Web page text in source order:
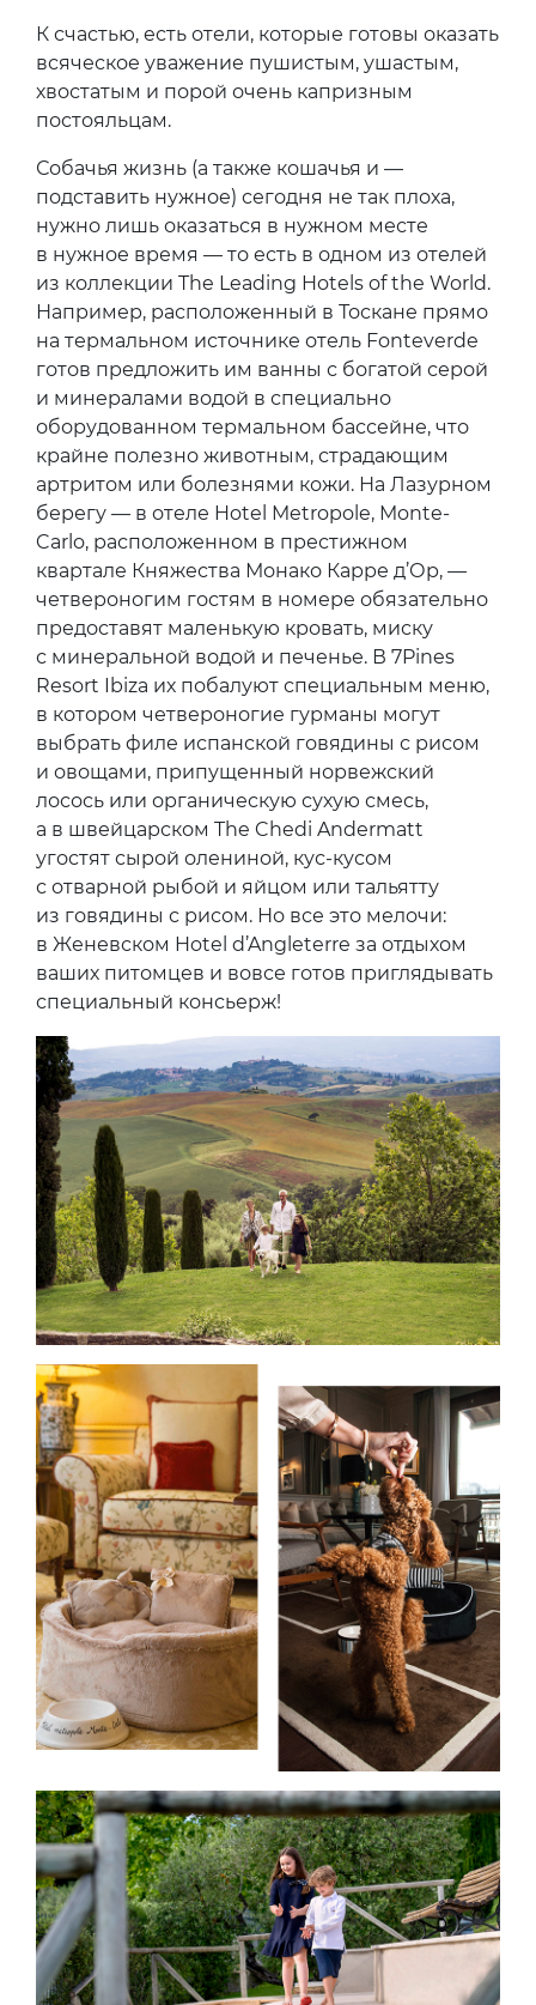
К счастью, есть отели, которые готовы оказать
всяческое уважение пушистым, ушастым,
хвостатым и порой очень капризным
постояльцам.
Собачья жизнь (а также кошачья и —
подставить нужное) сегодня не так плоха,
нужно лишь оказаться в нужном месте
в нужное время — то есть в одном из отелей
из коллекции The Leading Hotels of the World.
Например, расположенный в Тоскане прямо
на термальном источнике отель Fonteverde
готов предложить им ванны с богатой серой
и минералами водой в специально
оборудованном термальном бассейне, что
крайне полезно животным, страдающим
артритом или болезнями кожи. На Лазурном
берегу — в отеле Hotel Metropole, Monte-
Carlo, расположенном в престижном
квартале Княжества Монако Карре д’Ор, —
четвероногим гостям в номере обязательно
предоставят маленькую кровать, миску
с минеральной водой и печенье. В 7Pines
Resort Ibiza их побалуют специальным меню,
в котором четвероногие гурманы могут
выбрать филе испанской говядины с рисом
и овощами, припущенный норвежский
лосось или органическую сухую смесь,
а в швейцарском The Chedi Andermatt
угостят сырой олениной, кус-кусом
с отварной рыбой и яйцом или тальятту
из говядины с рисом. Но все это мелочи:
в Женевском Hotel d’Angleterre за отдыхом
ваших питомцев и вовсе готов приглядывать
специальный консьерж!